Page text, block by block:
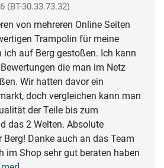
(BT-30.33.73.32)
von mehreren Online Seiten
Trampolin für meine
ich auf Berg gestoßen. Ich kann
die man im Netz
Wir hatten davor ein
doch vergleichen kann man
der Teile bis zum
das 2 Welten. Absolute
Danke auch an das Team
im Shop sehr gut beraten haben